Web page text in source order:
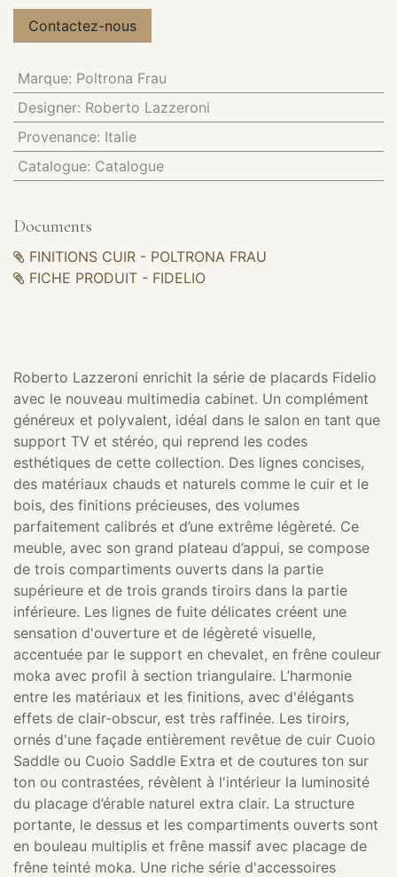
Contactez-nous
Marque: Poltrona Frau
Designer: Roberto Lazzeroni
Provenance: Italie
Catalogue: Catalogue
Documents
FINITIONS CUIR - POLTRONA FRAU
FICHE PRODUIT - FIDELIO
Roberto Lazzeroni enrichit la série de placards Fidelio
avec le nouveau multimedia cabinet. Un complément
généreux et polyvalent, idéal dans le salon en tant que
support TV et stéréo, qui reprend les codes
esthétiques de cette collection. Des lignes concises,
des matériaux chauds et naturels comme le cuir et le
bois, des finitions précieuses, des volumes
parfaitement calibrés et d’une extrême légèreté. Ce
meuble, avec son grand plateau d’appui, se compose
de trois compartiments ouverts dans la partie
supérieure et de trois grands tiroirs dans la partie
inférieure. Les lignes de fuite délicates créent une
sensation d'ouverture et de légèreté visuelle,
accentuée par le support en chevalet, en frêne couleur
moka avec profil à section triangulaire. L’harmonie
entre les matériaux et les finitions, avec d'élégants
effets de clair-obscur, est très raffinée. Les tiroirs,
ornés d'une façade entièrement revêtue de cuir Cuoio
Saddle ou Cuoio Saddle Extra et de coutures ton sur
ton ou contrastées, révèlent à l'intérieur la luminosité
du placage d’érable naturel extra clair. La structure
portante, le dessus et les compartiments ouverts sont
en bouleau multiplis et frêne massif avec placage de
frêne teinté moka. Une riche série d'accessoires